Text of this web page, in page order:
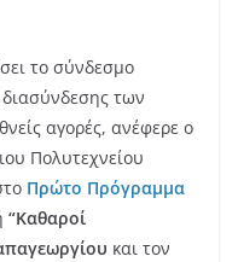
το σύνδεσμο
διασύνδεσης των
αγορές, ανέφερε ο
Πολυτεχνείου
Πρώτο Πρόγραμμα
“Καθαροί
και τον